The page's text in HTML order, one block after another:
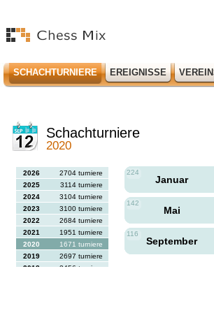
SCHACHTURNIERE EREIGNISSE
Schachturniere
2020
2026
2704 turniere
2025
3114 turniere
2024
3104 turniere
2023
3100 turniere
2022
2684 turniere
2021
1951 turniere
2020
1671 turniere
2019
2697 turniere
2018
2456 turniere
224
Januar
142
Mai
116
September